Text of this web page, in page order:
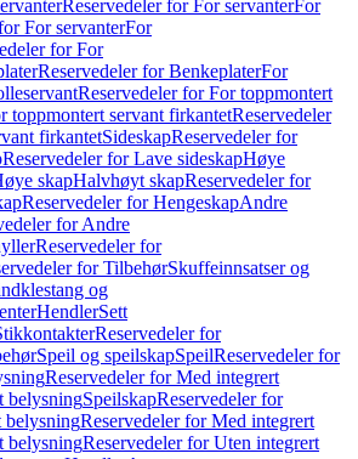
Reservedeler for For servanterFor
For servanterFor
for For
Reservedeler for BenkeplaterFor
Reservedeler for For toppmontert
toppmontert servant firkantetReservedeler
firkantetSideskapReservedeler for
Reservedeler for Lave sideskapHøye
skapHalvhøyt skapReservedeler for
Reservedeler for HengeskapAndre
for Andre
Reservedeler for
for TilbehørSkuffeinnsatser og
og
HendlerSett
Reservedeler for
Speil og speilskapSpeilReservedeler for
Reservedeler for Med integrert
belysningSpeilskapReservedeler for
belysningReservedeler for Med integrert
belysningReservedeler for Uten integrert